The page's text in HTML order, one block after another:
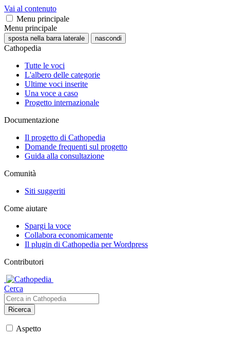
Vai al contenuto
Menu principale
Menu principale
sposta nella barra laterale nascondi
Cathopedia
Tutte le voci
L'albero delle categorie
Ultime voci inserite
Una voce a caso
Progetto internazionale
Documentazione
Il progetto di Cathopedia
Domande frequenti sul progetto
Guida alla consultazione
Comunità
Siti suggeriti
Come aiutare
Spargi la voce
Collabora economicamente
Il plugin di Cathopedia per Wordpress
Contributori
Cerca
Ricerca
Aspetto